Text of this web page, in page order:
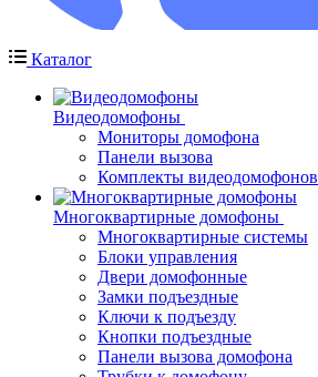
Каталог
Видеодомофоны
Мониторы домофона
Панели вызова
Комплекты видеодомофонов
Многоквартирные домофоны
Многоквартирные системы
Блоки управления
Двери домофонные
Замки подъездные
Ключи к подъезду
Кнопки подъездные
Панели вызова домофона